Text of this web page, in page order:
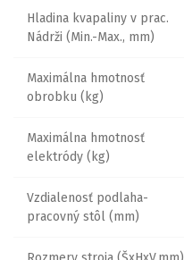
Hladina kvapaliny v prac.
Nádrži (Min.-Max., mm)
Maximálna hmotnosť
obrobku (kg)
Maximálna hmotnosť
elektródy (kg)
Vzdialenosť podlaha-
pracovný stôl (mm)